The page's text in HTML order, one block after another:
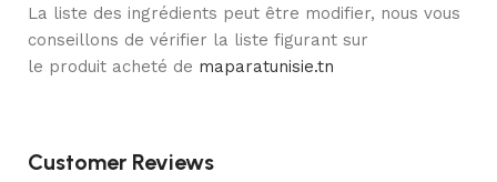
La liste des ingrédients peut être modifier, nous vous
conseillons de vérifier la liste figurant sur
le produit acheté de maparatunisie.tn
Customer Reviews